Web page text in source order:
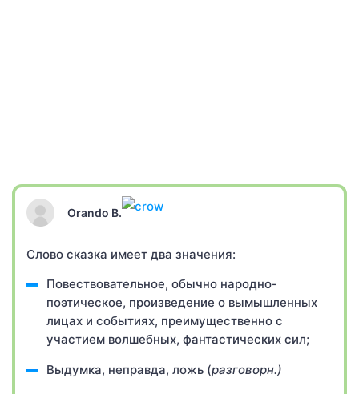
Orando B.
Слово сказка имеет два значения:
Повествовательное, обычно народно-
поэтическое, произведение о вымышленных
лицах и событиях, преимущественно с
участием волшебных, фантастических сил;
Выдумка, неправда, ложь (разговорн.)